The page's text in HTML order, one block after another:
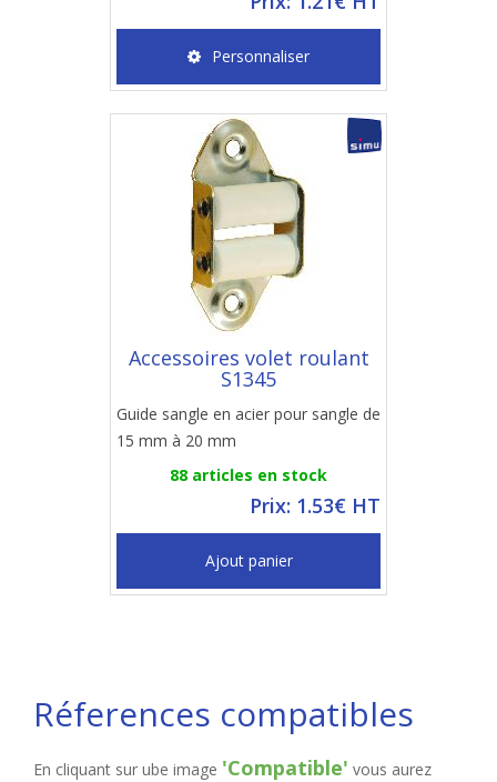
Personnaliser
Accessoires volet roulant
S1345
Guide sangle en acier pour sangle de
15 mm à 20 mm
88 articles en stock
Prix: 1.53€ HT
Ajout panier
Réferences compatibles
En cliquant sur ube image 'Compatible' vous aurez